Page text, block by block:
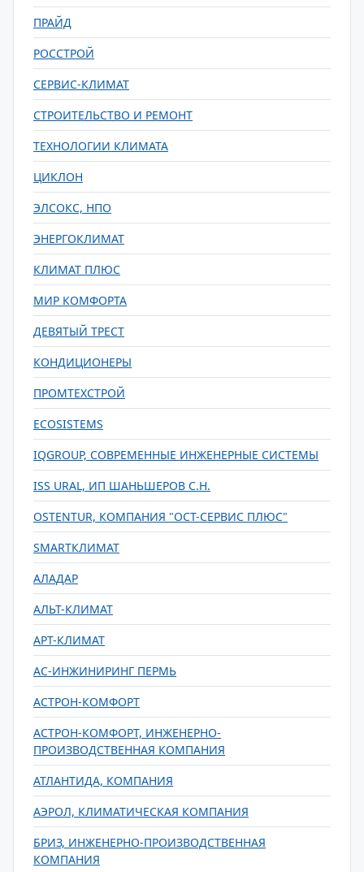
ПРАЙД
РОССТРОЙ
СЕРВИС-КЛИМАТ
СТРОИТЕЛЬСТВО И РЕМОНТ
ТЕХНОЛОГИИ КЛИМАТА
ЦИКЛОН
ЭЛСОКС, НПО
ЭНЕРГОКЛИМАТ
КЛИМАТ ПЛЮС
МИР КОМФОРТА
ДЕВЯТЫЙ ТРЕСТ
КОНДИЦИОНЕРЫ
ПРОМТЕХСТРОЙ
ECOSISTEMS
IQGROUP, СОВРЕМЕННЫЕ ИНЖЕНЕРНЫЕ СИСТЕМЫ
ISS URAL, ИП ШАНЬШЕРОВ С.Н.
OSTENTUR, КОМПАНИЯ "ОСТ-СЕРВИС ПЛЮС"
SMARTКЛИМАТ
АЛАДАР
АЛЬТ-КЛИМАТ
АРТ-КЛИМАТ
АС-ИНЖИНИРИНГ ПЕРМЬ
АСТРОН-КОМФОРТ
АСТРОН-КОМФОРТ, ИНЖЕНЕРНО-
ПРОИЗВОДСТВЕННАЯ КОМПАНИЯ
АТЛАНТИДА, КОМПАНИЯ
АЭРОЛ, КЛИМАТИЧЕСКАЯ КОМПАНИЯ
БРИЗ, ИНЖЕНЕРНО-ПРОИЗВОДСТВЕННАЯ
КОМПАНИЯ